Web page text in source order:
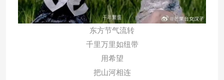
东方节气流转
千里万里如纽带
用希望
把山河相连